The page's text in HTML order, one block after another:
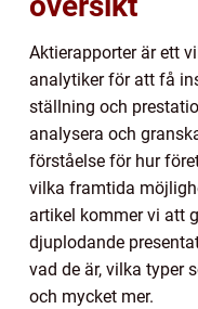
Aktierapporter är ett
analytiker för att få
ställning och
analysera och
förståelse för hur
vilka framtida
artikel kommer vi att
djuplodande
vad de är, vilka typer
och mycket mer.